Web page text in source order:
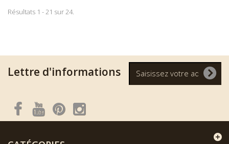
Résultats 1 - 21 sur 24.
Lettre d'informations